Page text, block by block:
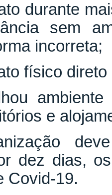
durante
sem
incorreta;
físico
e
dez dias,
Covid-19.